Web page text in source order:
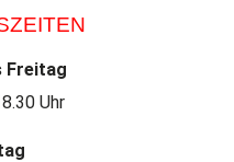
Freitag
Uhr